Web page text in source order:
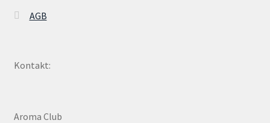
AGB
Kontakt:
Aroma Club